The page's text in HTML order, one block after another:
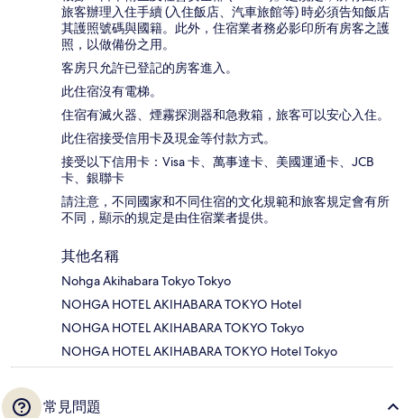
旅客辦理入住手續 (入住飯店、汽車旅館等) 時必須告知飯店
其護照號碼與國籍。此外，住宿業者務必影印所有房客之護
照，以做備份之用。
客房只允許已登記的房客進入。
此住宿沒有電梯。
住宿有滅火器、煙霧探測器和急救箱，旅客可以安心入住。
此住宿接受信用卡及現金等付款方式。
接受以下信用卡：Visa 卡、萬事達卡、美國運通卡、JCB
卡、銀聯卡
請注意，不同國家和不同住宿的文化規範和旅客規定會有所
不同，顯示的規定是由住宿業者提供。
其他名稱
Nohga Akihabara Tokyo Tokyo
NOHGA HOTEL AKIHABARA TOKYO Hotel
NOHGA HOTEL AKIHABARA TOKYO Tokyo
NOHGA HOTEL AKIHABARA TOKYO Hotel Tokyo
常見問題